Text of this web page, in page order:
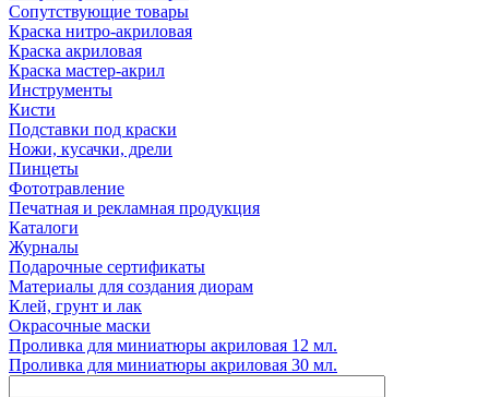
Сопутствующие товары
Краска нитро-акриловая
Краска акриловая
Краска мастер-акрил
Инструменты
Кисти
Подставки под краски
Ножи, кусачки, дрели
Пинцеты
Фототравление
Печатная и рекламная продукция
Каталоги
Журналы
Подарочные сертификаты
Материалы для создания диорам
Клей, грунт и лак
Окрасочные маски
Проливка для миниатюры акриловая 12 мл.
Проливка для миниатюры акриловая 30 мл.